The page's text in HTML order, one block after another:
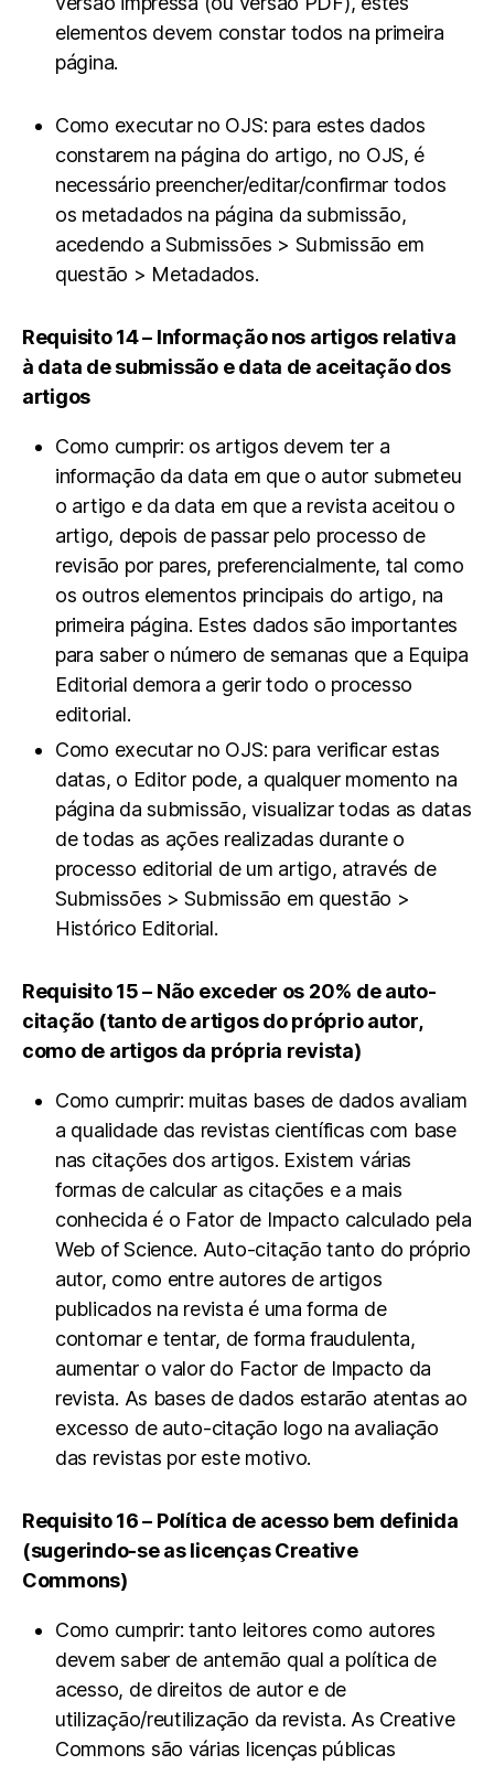
elementos devem constar todos na primeira
página.
Como executar no OJS: para estes dados
constarem na página do artigo, no OJS, é
necessário preencher/editar/confirmar todos
os metadados na página da submissão,
acedendo a Submissões > Submissão em
questão > Metadados.
Requisito 14 – Informação nos artigos relativa
à data de submissão e data de aceitação dos
artigos
Como cumprir: os artigos devem ter a
informação da data em que o autor submeteu
o artigo e da data em que a revista aceitou o
artigo, depois de passar pelo processo de
revisão por pares, preferencialmente, tal como
os outros elementos principais do artigo, na
primeira página. Estes dados são importantes
para saber o número de semanas que a Equipa
Editorial demora a gerir todo o processo
editorial.
Como executar no OJS: para verificar estas
datas, o Editor pode, a qualquer momento na
página da submissão, visualizar todas as datas
de todas as ações realizadas durante o
processo editorial de um artigo, através de
Submissões > Submissão em questão >
Histórico Editorial.
Requisito 15 – Não exceder os 20% de auto-
citação (tanto de artigos do próprio autor,
como de artigos da própria revista)
Como cumprir: muitas bases de dados avaliam
a qualidade das revistas científicas com base
nas citações dos artigos. Existem várias
formas de calcular as citações e a mais
conhecida é o Fator de Impacto calculado pela
Web of Science. Auto-citação tanto do próprio
autor, como entre autores de artigos
publicados na revista é uma forma de
contornar e tentar, de forma fraudulenta,
aumentar o valor do Factor de Impacto da
revista. As bases de dados estarão atentas ao
excesso de auto-citação logo na avaliação
das revistas por este motivo.
Requisito 16 – Política de acesso bem definida
(sugerindo-se as licenças Creative
Commons)
Como cumprir: tanto leitores como autores
devem saber de antemão qual a política de
acesso, de direitos de autor e de
utilização/reutilização da revista. As Creative
Commons são várias licenças públicas